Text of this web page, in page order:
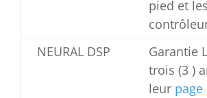
pied et les
NEURAL DSP
Garantie
trois (3 )
leur page